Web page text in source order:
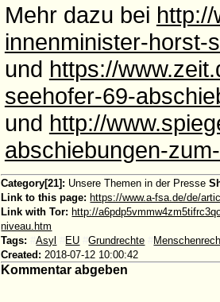
Mehr dazu bei
innenminister-horst-
und https://
seehofer-69-
und http://
abschiebungen-
Category[21]: Unsere Themen in der Presse
Link to this page: https://www.a-fsa.de/de/
Link with Tor: http://
niveau.htm
Tags:
#Asyl EU #Grundrechte
Created: 2018-07-12 10:00:42
Kommentar abgeben